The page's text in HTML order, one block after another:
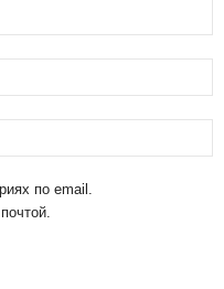
по email.